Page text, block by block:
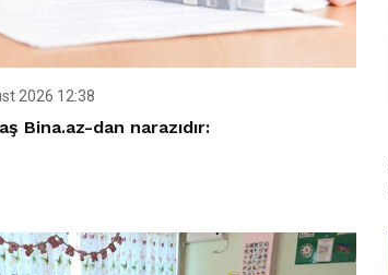
2026 12:38
Bina.az-dan narazıdır: